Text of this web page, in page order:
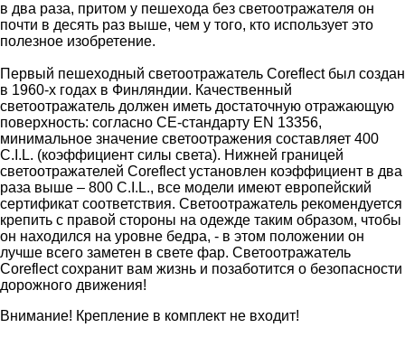
в два раза, притом у пешехода без светоотражателя он
почти в десять раз выше, чем у того, кто использует это
полезное изобретение.
Первый пешеходный светоотражатель Coreflect был создан
в 1960-х годах в Финляндии. Качественный
светоотражатель должен иметь достаточную отражающую
поверхность: согласно CE-стандарту EN 13356,
минимальное значение светоотражения составляет 400
C.I.L. (коэффициент силы света). Нижней границей
светоотражателей Coreflect установлен коэффициент в два
раза выше – 800 C.I.L., все модели имеют европейский
сертификат соответствия. Светоотражатель рекомендуется
крепить с правой стороны на одежде таким образом, чтобы
он находился на уровне бедра, - в этом положении он
лучше всего заметен в свете фар. Светоотражатель
Coreflect сохранит вам жизнь и позаботится о безопасности
дорожного движения!
Внимание! Крепление в комплект не входит!